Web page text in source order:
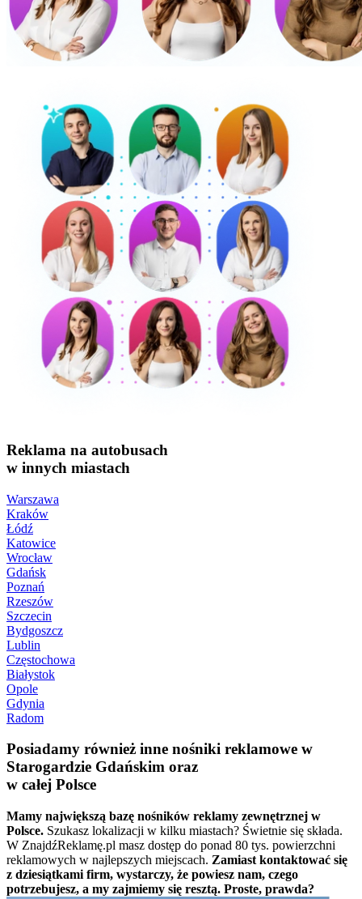
Reklama na autobusach
w innych miastach
Warszawa
Kraków
Łódź
Katowice
Wrocław
Gdańsk
Poznań
Rzeszów
Szczecin
Bydgoszcz
Lublin
Częstochowa
Białystok
Opole
Gdynia
Radom
Posiadamy również inne nośniki reklamowe w
Starogardzie Gdańskim oraz
w całej Polsce
Mamy największą bazę nośników reklamy zewnętrznej w
Polsce. Szukasz lokalizacji w kilku miastach? Świetnie się składa.
W ZnajdźReklamę.pl masz dostęp do ponad 80 tys. powierzchni
reklamowych w najlepszych miejscach. Zamiast kontaktować się
z dziesiątkami firm, wystarczy, że powiesz nam, czego
potrzebujesz, a my zajmiemy się resztą. Proste, prawda?